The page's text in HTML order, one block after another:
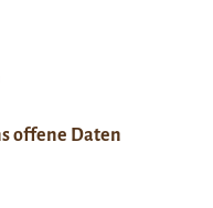
offene Daten